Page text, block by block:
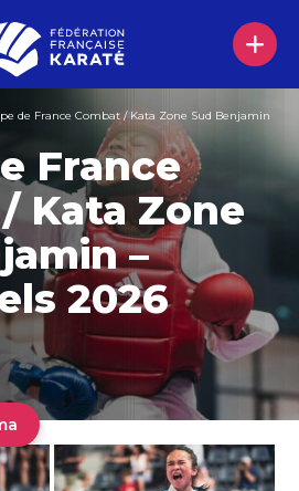
de France Combat / Kata Zone Sud Benjamin
France
Kata Zone
–
2026